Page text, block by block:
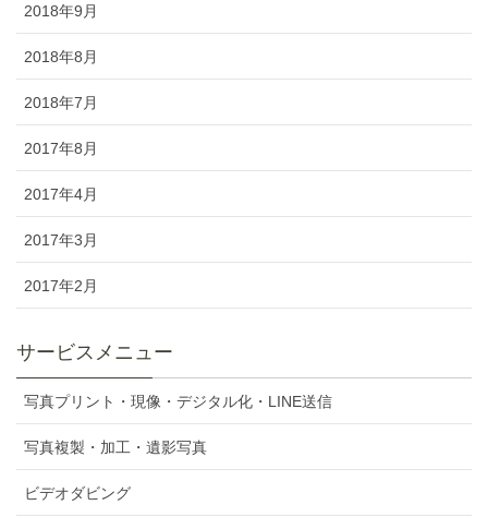
2018年9月
2018年8月
2018年7月
2017年8月
2017年4月
2017年3月
2017年2月
サービスメニュー
写真プリント・現像・デジタル化・LINE送信
写真複製・加工・遺影写真
ビデオダビング